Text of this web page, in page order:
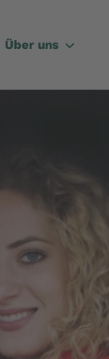
Über uns